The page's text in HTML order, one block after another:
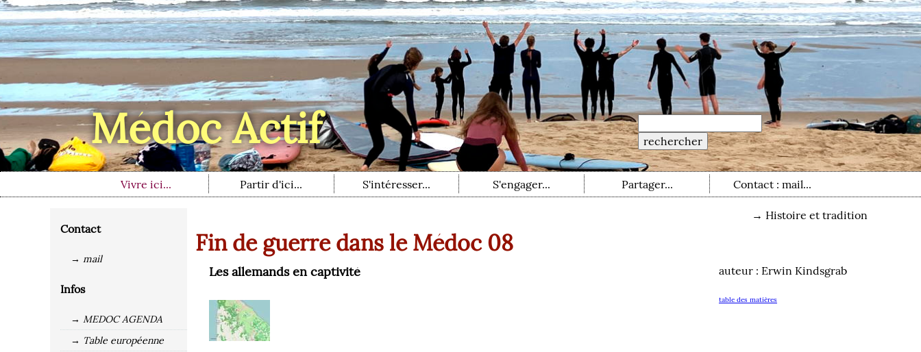
Médoc Actif
Vivre ici... Partir d'ici... S'intéresser... S'engager... Partager... Contact : mail...
Contact
→ mail
Infos
→ MEDOC AGENDA
→ Table européenne
→ Histoire et tradition
Fin de guerre dans le Médoc 08
auteur : Erwin Kindsgrab
table des matières
Les allemands en captivité